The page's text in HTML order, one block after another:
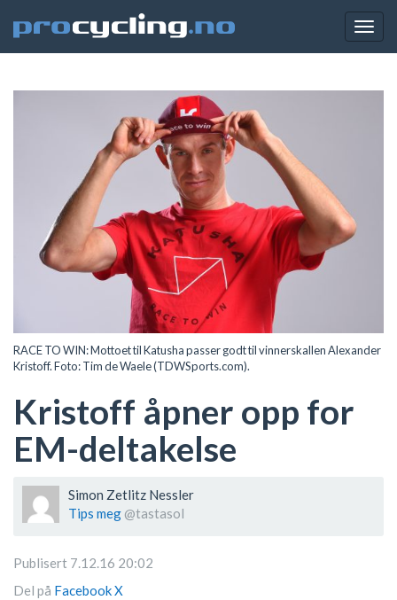
RACE TO WIN: Mottoet til Katusha passer godt til vinnerskallen Alexander
Kristoff. Foto: Tim de Waele (TDWSports.com).
Kristoff åpner opp for
EM-deltakelse
Simon Zetlitz Nessler
Tips meg @tastasol
Publisert 7.12.16 20:02
Del på FacebookX